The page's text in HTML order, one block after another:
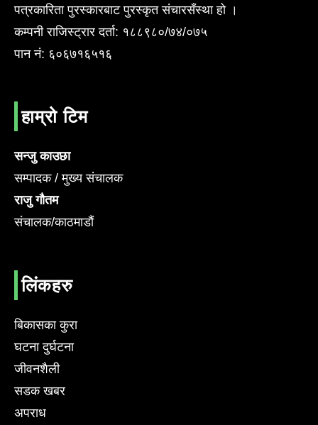
पत्रकारिता पुरस्कारबाट पुरस्कृत संचारसँस्था हो ।
कम्पनी राजिस्ट्रार दर्ता: १८८९८०/७४/०७५
पान नं: ६०६७१६५१६
हाम्रो टिम
सन्जु काउछा
सम्पादक / मुख्य संचालक
राजु गौतम
संचालक/काठमाडौं
लिंकहरु
बिकासका कुरा
घटना दुर्घटना
जीवनशैली
सडक खबर
अपराध